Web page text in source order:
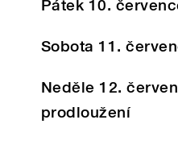
Pátek 10.
Sobota 11.
Neděle 12.
prodloužení